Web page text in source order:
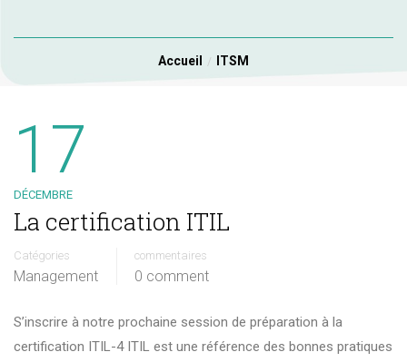
Accueil ITSM
17
DÉCEMBRE
La certification ITIL
Catégories
Management
commentaires
0 comment
S’inscrire à notre prochaine session de préparation à la
certification ITIL-4 ITIL est une référence des bonnes pratiques